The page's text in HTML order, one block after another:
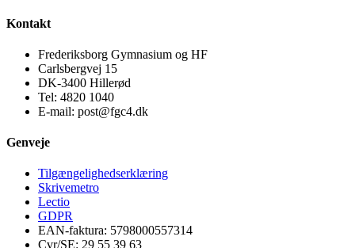
Kontakt
Frederiksborg Gymnasium og HF
Carlsbergvej 15
DK-3400 Hillerød
Tel: 4820 1040
E-mail: post@fgc4.dk
Genveje
Tilgængelighedserklæring
Skrivemetro
Lectio
GDPR
EAN-faktura: 5798000557314
Cvr/SE: 29 55 39 63